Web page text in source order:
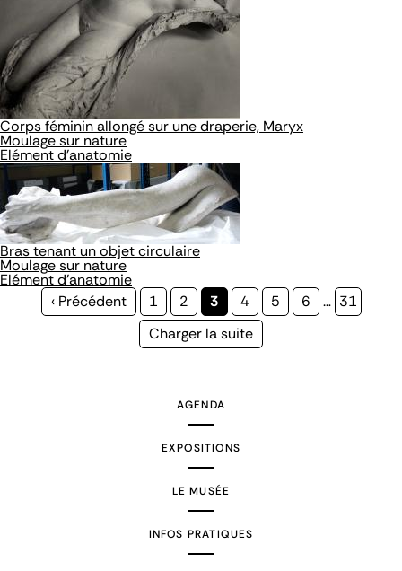
Corps féminin allongé sur une draperie, Maryx
Moulage sur nature
Elément d'anatomie
Bras tenant un objet circulaire
Moulage sur nature
Elément d'anatomie
Page
‹ Précédent Page
1 Page
2
Page
courante
3 Page
4 Page
5 Page
6 … Page
31
Page
Charger la suite
AGENDA
EXPOSITIONS
LE MUSÉE
INFOS PRATIQUES